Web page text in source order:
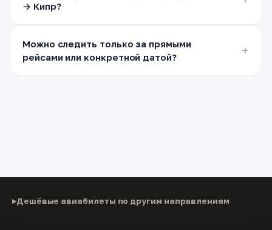
→ Кипр?
Можно следить только за прямыми
рейсами или конкретной датой?
Дешёвые авиабилеты по другим направлениям